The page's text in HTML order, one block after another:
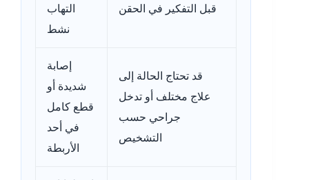
التهاب
نشط
قبل التفكير في الحقن
إصابة
شديدة أو
قطع كامل
في أحد
الأربطة
قد تحتاج الحالة إلى
علاج مختلف أو تدخل
جراحي حسب
التشخيص